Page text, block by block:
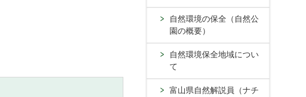
自然環境の保全（自然公
園の概要）
自然環境保全地域につい
て
富山県自然解説員（ナチ